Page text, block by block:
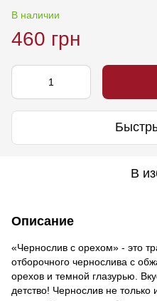
В наличии
460 грн
В
Описание
«Чернослив с орехом» - это
отборочного чернослива с
орехов и темной глазурью.
детство! Чернослив не только